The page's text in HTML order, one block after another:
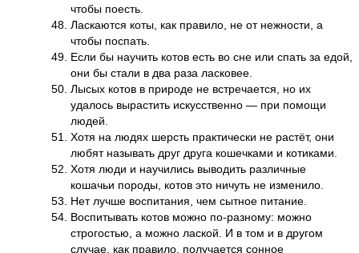
чтобы поесть.
Ласкаются коты, как правило, не от нежности, а
чтобы поспать.
Если бы научить котов есть во сне или спать за едой,
они бы стали в два раза ласковее.
Лысых котов в природе не встречается, но их
удалось вырастить искусственно — при помощи
людей.
Хотя на людях шерсть практически не растёт, они
любят называть друг друга кошечками и котиками.
Хотя люди и научились выводить различные
кошачьи породы, котов это ничуть не изменило.
Нет лучше воспитания, чем сытное питание.
Воспитывать котов можно по-разному: можно
строгостью, а можно лаской. И в том и в другом
случае, как правило, получается сонное